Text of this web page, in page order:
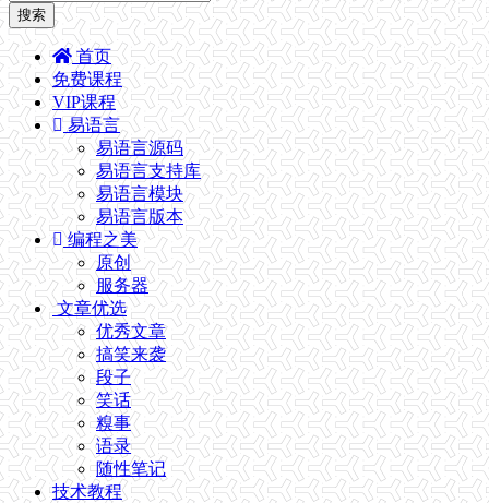
搜索
首页
免费课程
VIP课程
易语言
易语言源码
易语言支持库
易语言模块
易语言版本
编程之美
原创
服务器
文章优选
优秀文章
搞笑来袭
段子
笑话
糗事
语录
随性笔记
技术教程